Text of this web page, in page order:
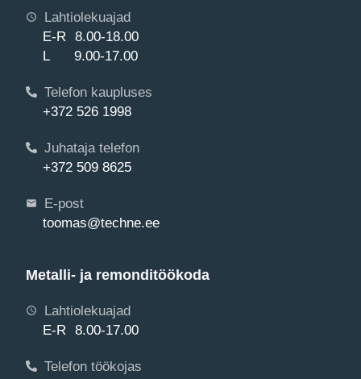
Lahtiolekuajad
E-R 8.00-18.00
L 9.00-17.00
Telefon kaupluses
+372 526 1998
Juhataja telefon
+372 509 8625
E-post
toomas@techne.ee
Metalli- ja remonditöökoda
Lahtiolekuajad
E-R 8.00-17.00
Telefon töökojas